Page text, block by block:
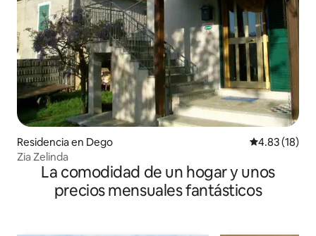
Residencia en Dego Calificación
4.83 (18)
Zia Zelinda
La comodidad de un hogar y unos
precios mensuales fantásticos